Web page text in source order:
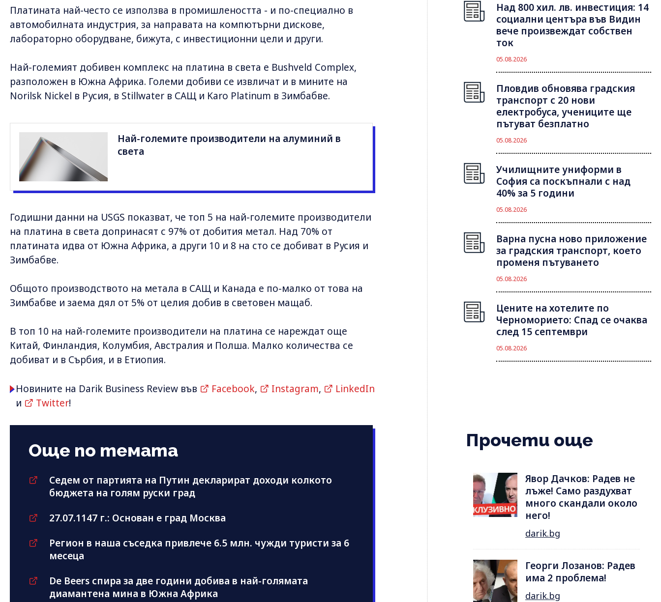
Платината най-често се използва в промишлеността - и по-специално в
автомобилната индустрия, за направата на компютърни дискове,
лабораторно оборудване, бижута, с инвестиционни цели и други.
Най-големият добивен комплекс на платина в света е Bushveld Complex,
разположен в Южна Африка. Големи добиви се извличат и в мините на
Norilsk Nickel в Русия, в Stillwater в САЩ и Karo Platinum в Зимбабве.
Най-големите производители на алуминий в
света
Годишни данни на USGS показват, че топ 5 на най-големите производители
на платина в света допринасят с 97% от добития метал. Над 70% от
платината идва от Южна Африка, а други 10 и 8 на сто се добиват в Русия и
Зимбабве.
Общото производството на метала в САЩ и Канада е по-малко от това на
Зимбабве и заема дял от 5% от целия добив в световен мащаб.
В топ 10 на най-големите производители на платина се нареждат още
Китай, Финландия, Колумбия, Австралия и Полша. Малко количества се
добиват и в Сърбия, и в Етиопия.
Новините на Darik Business Review във Facebook, Instagram,
LinkedIn
и
Twitter!
Още по темата
Седем от партията на Путин декларират доходи колкото
бюджета на голям руски град
27.07.1147 г.: Основан е град Москва
Регион в наша съседка привлече 6.5 млн. чужди туристи за 6
месеца
De Beers спира за две години добива в най-голямата
диамантена мина в Южна Африка
Над 800 хил. лв. инвестиция: 14
социални центъра във Видин
вече произвеждат собствен
ток
05.08.2026
Пловдив обновява градския
транспорт с 20 нови
електробуса, учениците ще
пътуват безплатно
05.08.2026
Училищните униформи в
София са поскъпнали с над
40% за 5 години
05.08.2026
Варна пусна ново приложение
за градския транспорт, което
променя пътуването
05.08.2026
Цените на хотелите по
Черноморието: Спад се очаква
след 15 септември
05.08.2026
Прочети още
Явор Дачков: Радев не
лъже! Само раздухват
много скандали около
него!
darik.bg
Георги Лозанов: Радев
има 2 проблема!
darik.bg